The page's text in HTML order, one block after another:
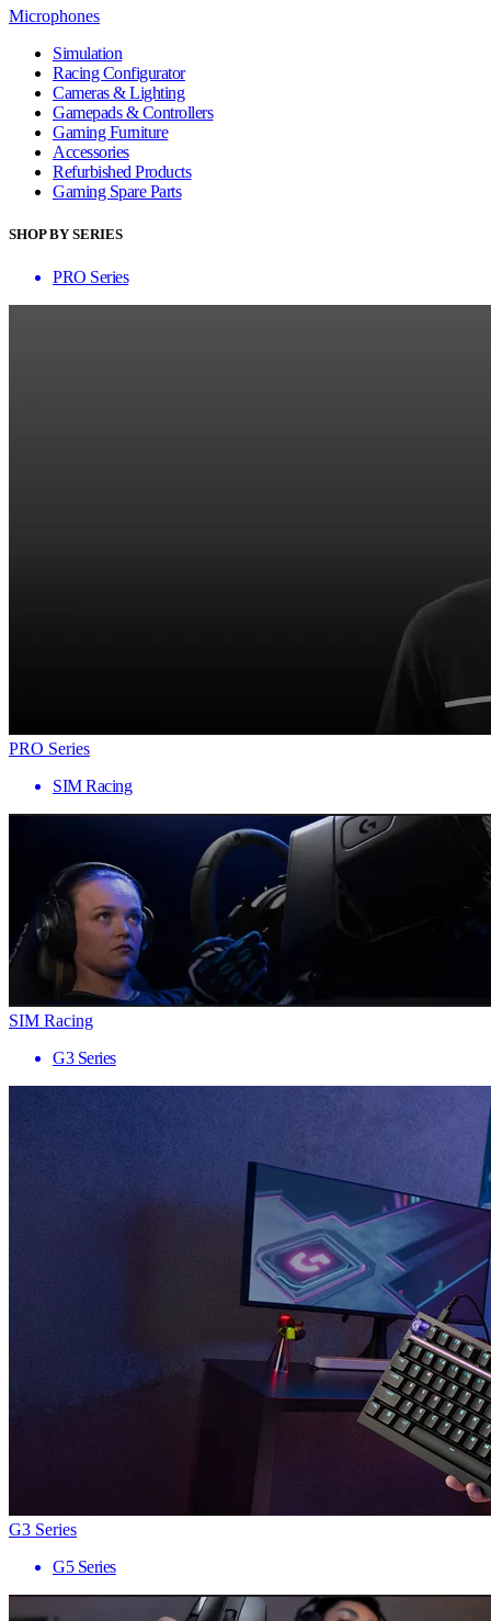
Microphones
Simulation
Racing Configurator
Cameras & Lighting
Gamepads & Controllers
Gaming Furniture
Accessories
Refurbished Products
Gaming Spare Parts
SHOP BY SERIES
PRO Series
PRO Series
SIM Racing
SIM Racing
G3 Series
G3 Series
G5 Series